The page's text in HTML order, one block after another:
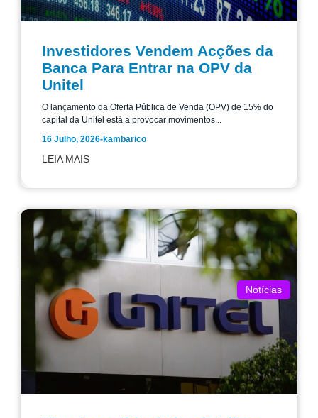
Investidores Vendem Acções da
Banca Para Entrar na OPV da
Unitel
O lançamento da Oferta Pública de Venda (OPV) de 15% do
capital da Unitel está a provocar movimentos...
16 Julho, 2026-kambarico
LEIA MAIS
Notícias